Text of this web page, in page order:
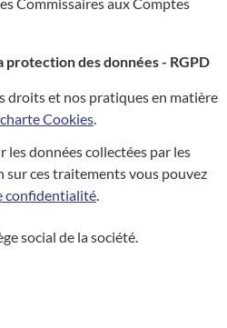
protection des données - RGPD
droits et nos pratiques en matière
charte Cookies
les données collectées par les
ces traitements vous pouvez
confidentialité
social de la société.